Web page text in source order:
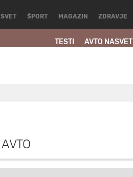
SVET ŠPORT MAGAZIN ZDRAVJE
TESTI AVTO NASVETI
AVTO